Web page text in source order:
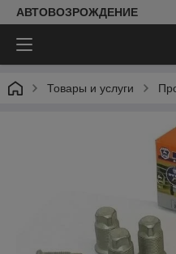
АВТОВОЗРОЖДЕНИЕ
Товары и услуги